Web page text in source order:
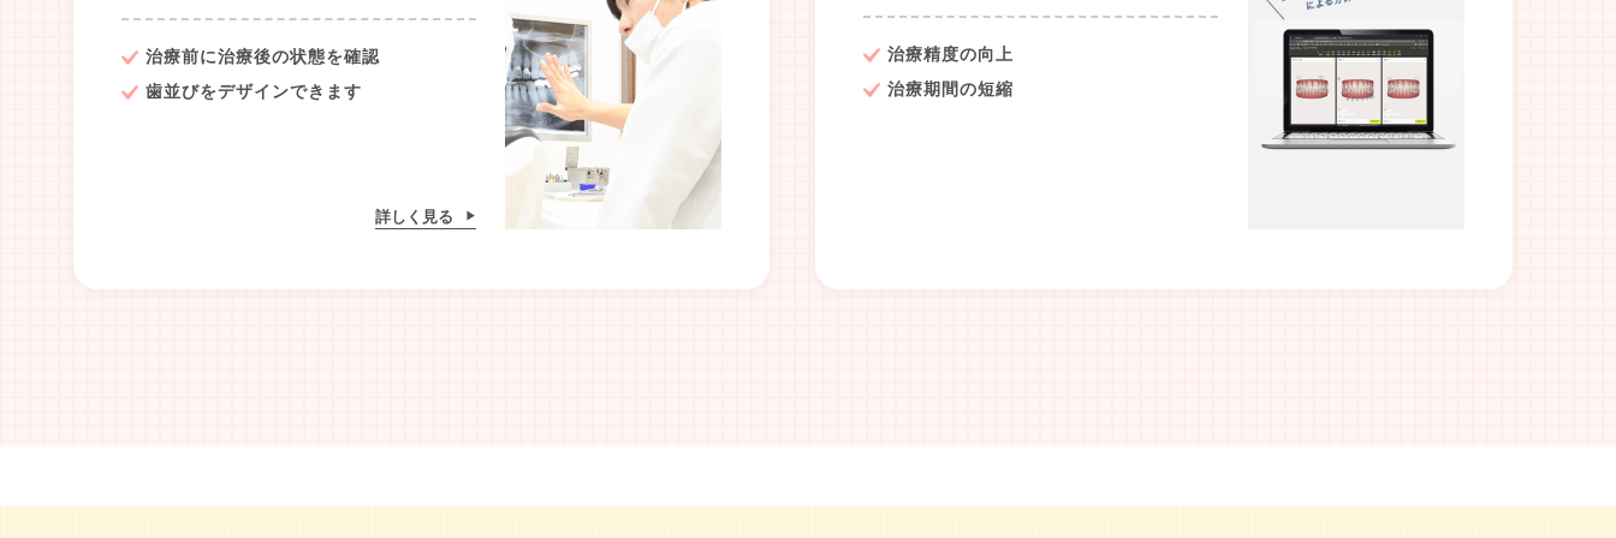
治療前に治療後の状態を確認
歯並びをデザインできます
詳しく見る
治療精度の向上
治療期間の短縮